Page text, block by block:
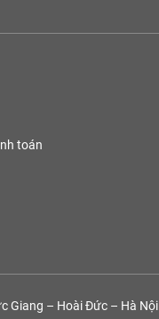
toán
Giang – Hoài Đức – Hà Nội